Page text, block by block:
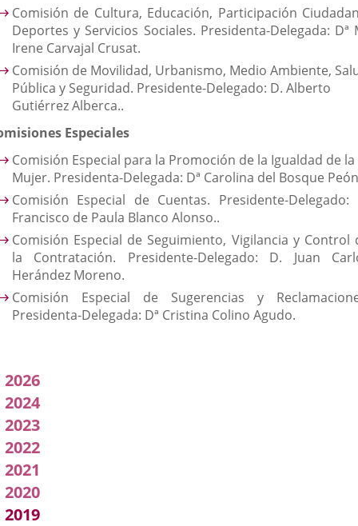
Comisión de Cultura, Educación, Participación
Deportes y Servicios Sociales. Presidenta-Delegada: Dª
Irene Carvajal Crusat.
Comisión de Movilidad, Urbanismo, Medio Ambiente,
Pública y Seguridad. Presidente-Delegado: D. Alberto
Gutiérrez Alberca..
Especiales
Comisión Especial para la Promoción de la Igualdad de la
Mujer. Presidenta-Delegada: Dª Carolina del Bosque
Comisión Especial de Cuentas. Presidente-Delegado:
Francisco de Paula Blanco Alonso..
Comisión Especial de Seguimiento, Vigilancia y Control
la Contratación. Presidente-Delegado: D. Juan
Herández Moreno.
Comisión Especial de Sugerencias y
Presidenta-Delegada: Dª Cristina Colino Agudo.
2026
2024
2023
2022
2021
2020
2019